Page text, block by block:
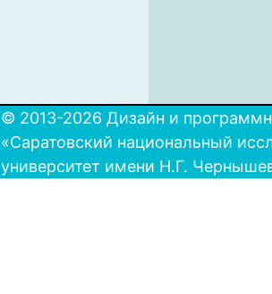
© 2013-2026 Дизайн и
«Саратовский национальный
университет имени Н.Г.